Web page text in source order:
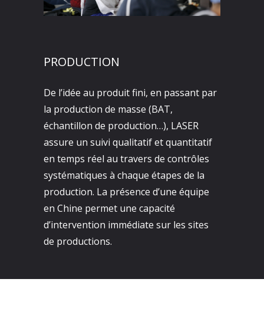
PRODUCTION
De l’idée au produit fini, en passant par
la production de masse (BAT,
échantillon de production…), LASER
assure un suivi qualitatif et quantitatif
en temps réel au travers de contrôles
systématiques à chaque étapes de la
production. La présence d’une équipe
en Chine permet une capacité
d’intervention immédiate sur les sites
de productions.